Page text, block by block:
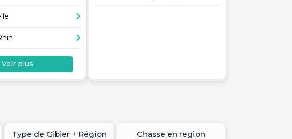
Voir plus
Type de Gibier + Région Chasse en region